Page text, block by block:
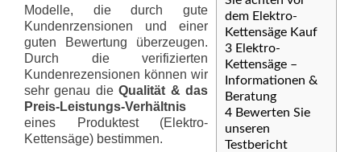
dem Elektro-
Kettensäge Kauf
3 Elektro-
Kettensäge –
Informationen &
Beratung
4 Bewerten Sie
unseren
Testbericht
Modelle, die durch gute
Kundenrzensionen und einer
guten Bewertung überzeugen.
Durch die verifizierten
Kundenrezensionen können wir
sehr genau dieQualität & das
Preis-Leis­tungs-Ver­hält­nis
eines Produktest (Elektro-
Kettensäge) bestimmen.